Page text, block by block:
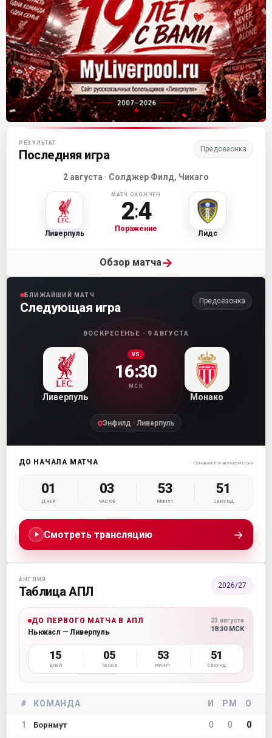
Матч-центр «Ливерпуля»
РЕЗУЛЬТАТ
Последняя игра Предсезонка
2 августа · Солджер Филд, Чикаго
Ливерпуль
МАТЧ ОКОНЧЕН
2:4
Поражение
Лидс
Обзор матча→
БЛИЖАЙШИЙ МАТЧ
Следующая игра Предсезонка
ВОСКРЕСЕНЬЕ · 9 АВГУСТА
Ливерпуль
VS
16:30
МСК
Монако
Энфилд · Ливерпуль
ДО НАЧАЛА МАТЧА Обновляется автоматически
01
ДНЕЙ
03
ЧАСОВ
53
МИНУТ
50
СЕКУНД
Смотреть трансляцию →
АНГЛИЯ
Таблица АПЛ 2026/27
ДО ПЕРВОГО МАТЧА В АПЛ
Ньюкасл — Ливерпуль
23 августа
18:30 МСК
15
ДНЕЙ
05
ЧАСОВ
53
МИНУТ
50
СЕКУНД
# КОМАНДА И РМ О
1 Борнмут 0 0 0